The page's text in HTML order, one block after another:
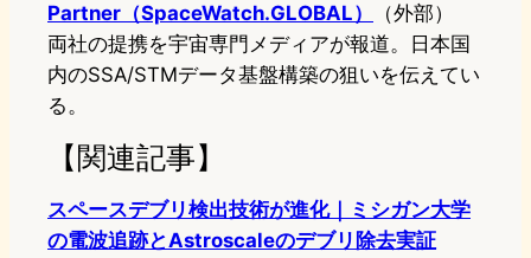
Partner（SpaceWatch.GLOBAL）
（外部）
両社の提携を宇宙専門メディアが報道。日本国
内のSSA/STMデータ基盤構築の狙いを伝えてい
る。
【関連記事】
スペースデブリ検出技術が進化｜ミシガン大学
の電波追跡とAstroscaleのデブリ除去実証